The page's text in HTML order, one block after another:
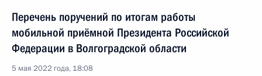
Перечень поручений по итогам работы
мобильной приёмной Президента Российской
Федерации в Волгоградской области
5 мая 2022 года, 18:08